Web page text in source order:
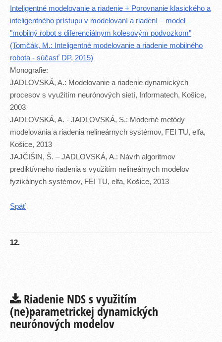
12.
Inteligentné modelovanie a riadenie + Porovnanie klasického a
inteligentného prístupu v modelovaní a riadení – model
"mobilný robot s diferenciálnym kolesovým podvozkom"
(Tomčák, M.: Inteligentné modelovanie a riadenie mobilného
robota - súčasť DP, 2015)
Monografie:
JADLOVSKÁ, A.: Modelovanie a riadenie dynamických
procesov s využitím neurónových sietí, Informatech, Košice,
2003
JADLOVSKÁ, A. - JADLOVSKÁ, S.: Moderné metódy
modelovania a riadenia nelineárnych systémov, FEI TU, elfa,
Košice, 2013
JAJČIŠIN, Š. – JADLOVSKÁ, A.: Návrh algoritmov
prediktívneho riadenia s využitím nelineárnych modelov
fyzikálnych systémov, FEI TU, elfa, Košice, 2013
Späť
Riadenie NDS s využitím
(ne)parametrickej dynamických
neurónových modelov